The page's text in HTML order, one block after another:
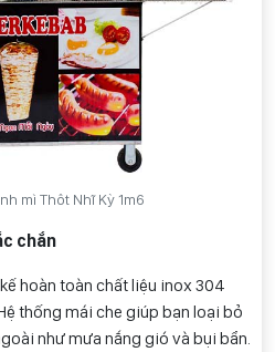
mì Thôt Nhĩ Kỳ 1m6
chắn
hoàn toàn chất liệu inox 304
thống mái che giúp bạn loại bỏ
như mưa nắng gió và bụi bẩn.